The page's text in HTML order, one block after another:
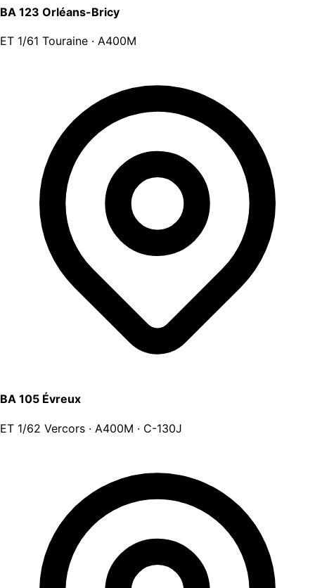
BA 123 Orléans-Bricy
ET 1/61 Touraine · A400M
BA 105 Évreux
ET 1/62 Vercors · A400M · C-130J